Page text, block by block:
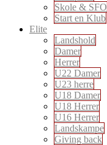
Skole & SFO
Start en Klub
Elite
Landshold
Damer
Herrer
U22 Damer
U23 herre
U18 Damer
U18 Herrer
U16 Herrer
Landskampe
Giving back